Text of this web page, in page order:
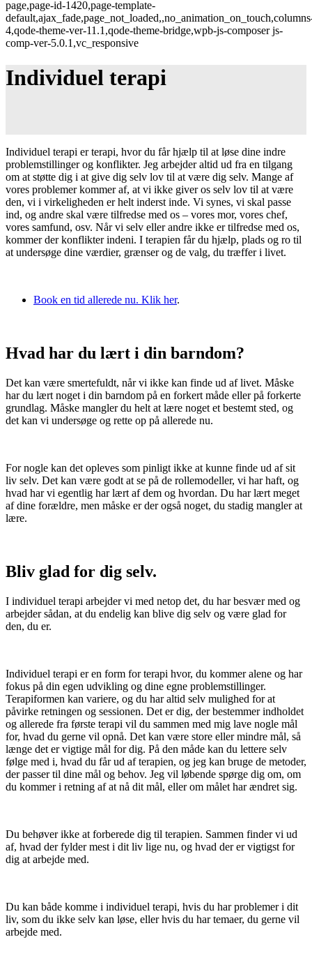
page,page-id-1420,page-template-
4,qode-theme-ver-11.1,qode-theme-bridge,wpb-js-composer js-
comp-ver-5.0.1,vc_responsive
Individuel terapi
Individuel terapi er terapi, hvor du får hjælp til at løse dine indre
problemstillinger og konflikter. Jeg arbejder altid ud fra en tilgang
om at støtte dig i at give dig selv lov til at være dig selv. Mange af
vores problemer kommer af, at vi ikke giver os selv lov til at være
den, vi i virkeligheden er helt inderst inde. Vi synes, vi skal passe
ind, og andre skal være tilfredse med os – vores mor, vores chef,
vores samfund, osv. Når vi selv eller andre ikke er tilfredse med os,
kommer der konflikter indeni. I terapien får du hjælp, plads og ro til
at undersøge dine værdier, grænser og de valg, du træffer i livet.
Book en tid allerede nu. Klik her.
Hvad har du lært i din barndom?
Det kan være smertefuldt, når vi ikke kan finde ud af livet. Måske
har du lært noget i din barndom på en forkert måde eller på forkerte
grundlag. Måske mangler du helt at lære noget et bestemt sted, og
det kan vi undersøge og rette op på allerede nu.
For nogle kan det opleves som pinligt ikke at kunne finde ud af sit
liv selv. Det kan være godt at se på de rollemodeller, vi har haft, og
hvad har vi egentlig har lært af dem og hvordan. Du har lært meget
af dine forældre, men måske er der også noget, du stadig mangler at
lære.
Bliv glad for dig selv.
I individuel terapi arbejder vi med netop det, du har besvær med og
arbejder sådan, at du endelig kan blive dig selv og være glad for
den, du er.
Individuel terapi er en form for terapi hvor, du kommer alene og har
fokus på din egen udvikling og dine egne problemstillinger.
Terapiformen kan variere, og du har altid selv mulighed for at
påvirke retningen og sessionen. Det er dig, der bestemmer indholdet
og allerede fra første terapi vil du sammen med mig lave nogle mål
for, hvad du gerne vil opnå. Det kan være store eller mindre mål, så
længe det er vigtige mål for dig. På den måde kan du lettere selv
følge med i, hvad du får ud af terapien, og jeg kan bruge de metoder,
der passer til dine mål og behov. Jeg vil løbende spørge dig om, om
du kommer i retning af at nå dit mål, eller om målet har ændret sig.
Du behøver ikke at forberede dig til terapien. Sammen finder vi ud
af, hvad der fylder mest i dit liv lige nu, og hvad der er vigtigst for
dig at arbejde med.
Du kan både komme i individuel terapi, hvis du har problemer i dit
liv, som du ikke selv kan løse, eller hvis du har temaer, du gerne vil
arbejde med.